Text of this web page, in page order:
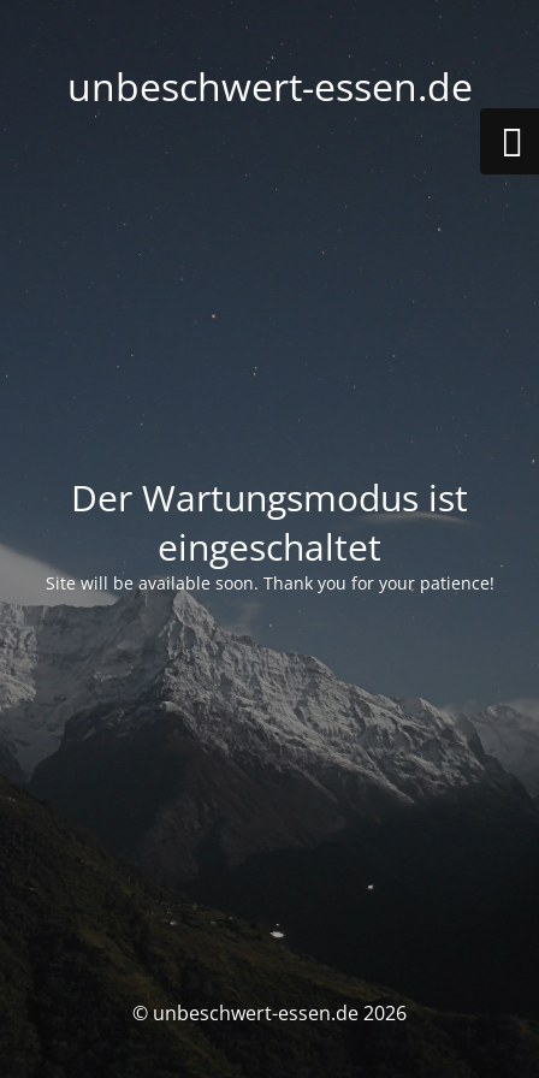
unbeschwert-essen.de
Der Wartungsmodus ist
eingeschaltet
Site will be available soon. Thank you for your patience!
© unbeschwert-essen.de 2026